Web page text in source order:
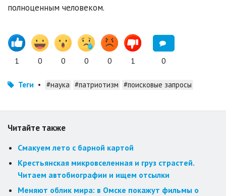
полноценным человеком.
1 0 0 0 0 1 0
Теги • #наука #патриотизм #поисковые запросы
Читайте также
Смакуем лето с барной картой
Крестьянская микровселенная и груз страстей.
Читаем автобиографии и ищем отсылки
Меняют облик мира: в Омске покажут фильмы о